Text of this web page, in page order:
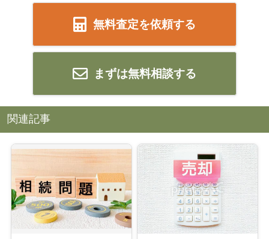
無料査定を依頼する
まずは無料相談する
関連記事